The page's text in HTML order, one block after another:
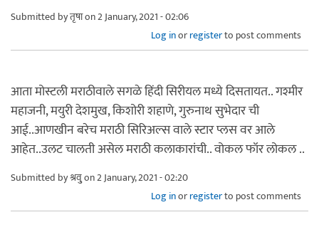
Submitted byतृषाon 2 January, 2021 - 02:06
Log inorregisterto post comments
आता मोस्टली मराठीवाले सगळे हिंदी सिरीयल मध्ये दिसतायत.. गश्मीर
महाजनी, मयुरी देशमुख, किशोरी शहाणे, गुरुनाथ सुभेदार ची
आई..आणखीन बरेच मराठी सिरिअल्स वाले स्टार प्लस वर आले
आहेत..उलट चालती असेल मराठी कलाकारांची.. वोकल फॉर लोकल ..
Submitted byश्रवु्on 2 January, 2021 - 02:20
Log inorregisterto post comments